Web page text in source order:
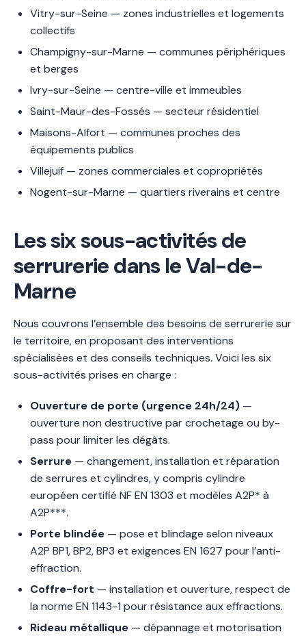
Vitry-sur-Seine — zones industrielles et logements
collectifs
Champigny-sur-Marne — communes périphériques
et berges
Ivry-sur-Seine — centre-ville et immeubles
Saint-Maur-des-Fossés — secteur résidentiel
Maisons-Alfort — communes proches des
équipements publics
Villejuif — zones commerciales et copropriétés
Nogent-sur-Marne — quartiers riverains et centre
Les six sous-activités de
serrurerie dans le Val-de-
Marne
Nous couvrons l’ensemble des besoins de serrurerie sur
le territoire, en proposant des interventions
spécialisées et des conseils techniques. Voici les six
sous-activités prises en charge :
Ouverture de porte (urgence 24h/24) —
ouverture non destructive par crochetage ou by-
pass pour limiter les dégâts.
Serrure — changement, installation et réparation
de serrures et cylindres, y compris cylindre
européen certifié NF EN 1303 et modèles A2P* à
A2P***.
Porte blindée — pose et blindage selon niveaux
A2P BP1, BP2, BP3 et exigences EN 1627 pour l’anti-
effraction.
Coffre-fort — installation et ouverture, respect de
la norme EN 1143-1 pour résistance aux effractions.
Rideau métallique — dépannage et motorisation